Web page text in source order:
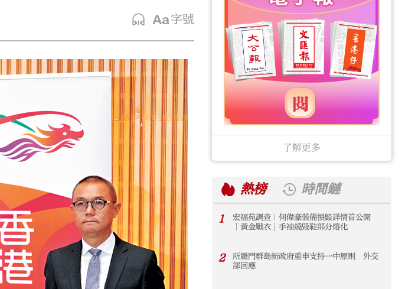
字號
了解更多
熱榜 時間鏈
1
宏福苑調查｜何偉豪裝備損毀詳情首公開
「黃金戰衣」手袖燒毀鞋部分熔化
2
所羅門群島新政府重申支持一中原則 外交
部回應